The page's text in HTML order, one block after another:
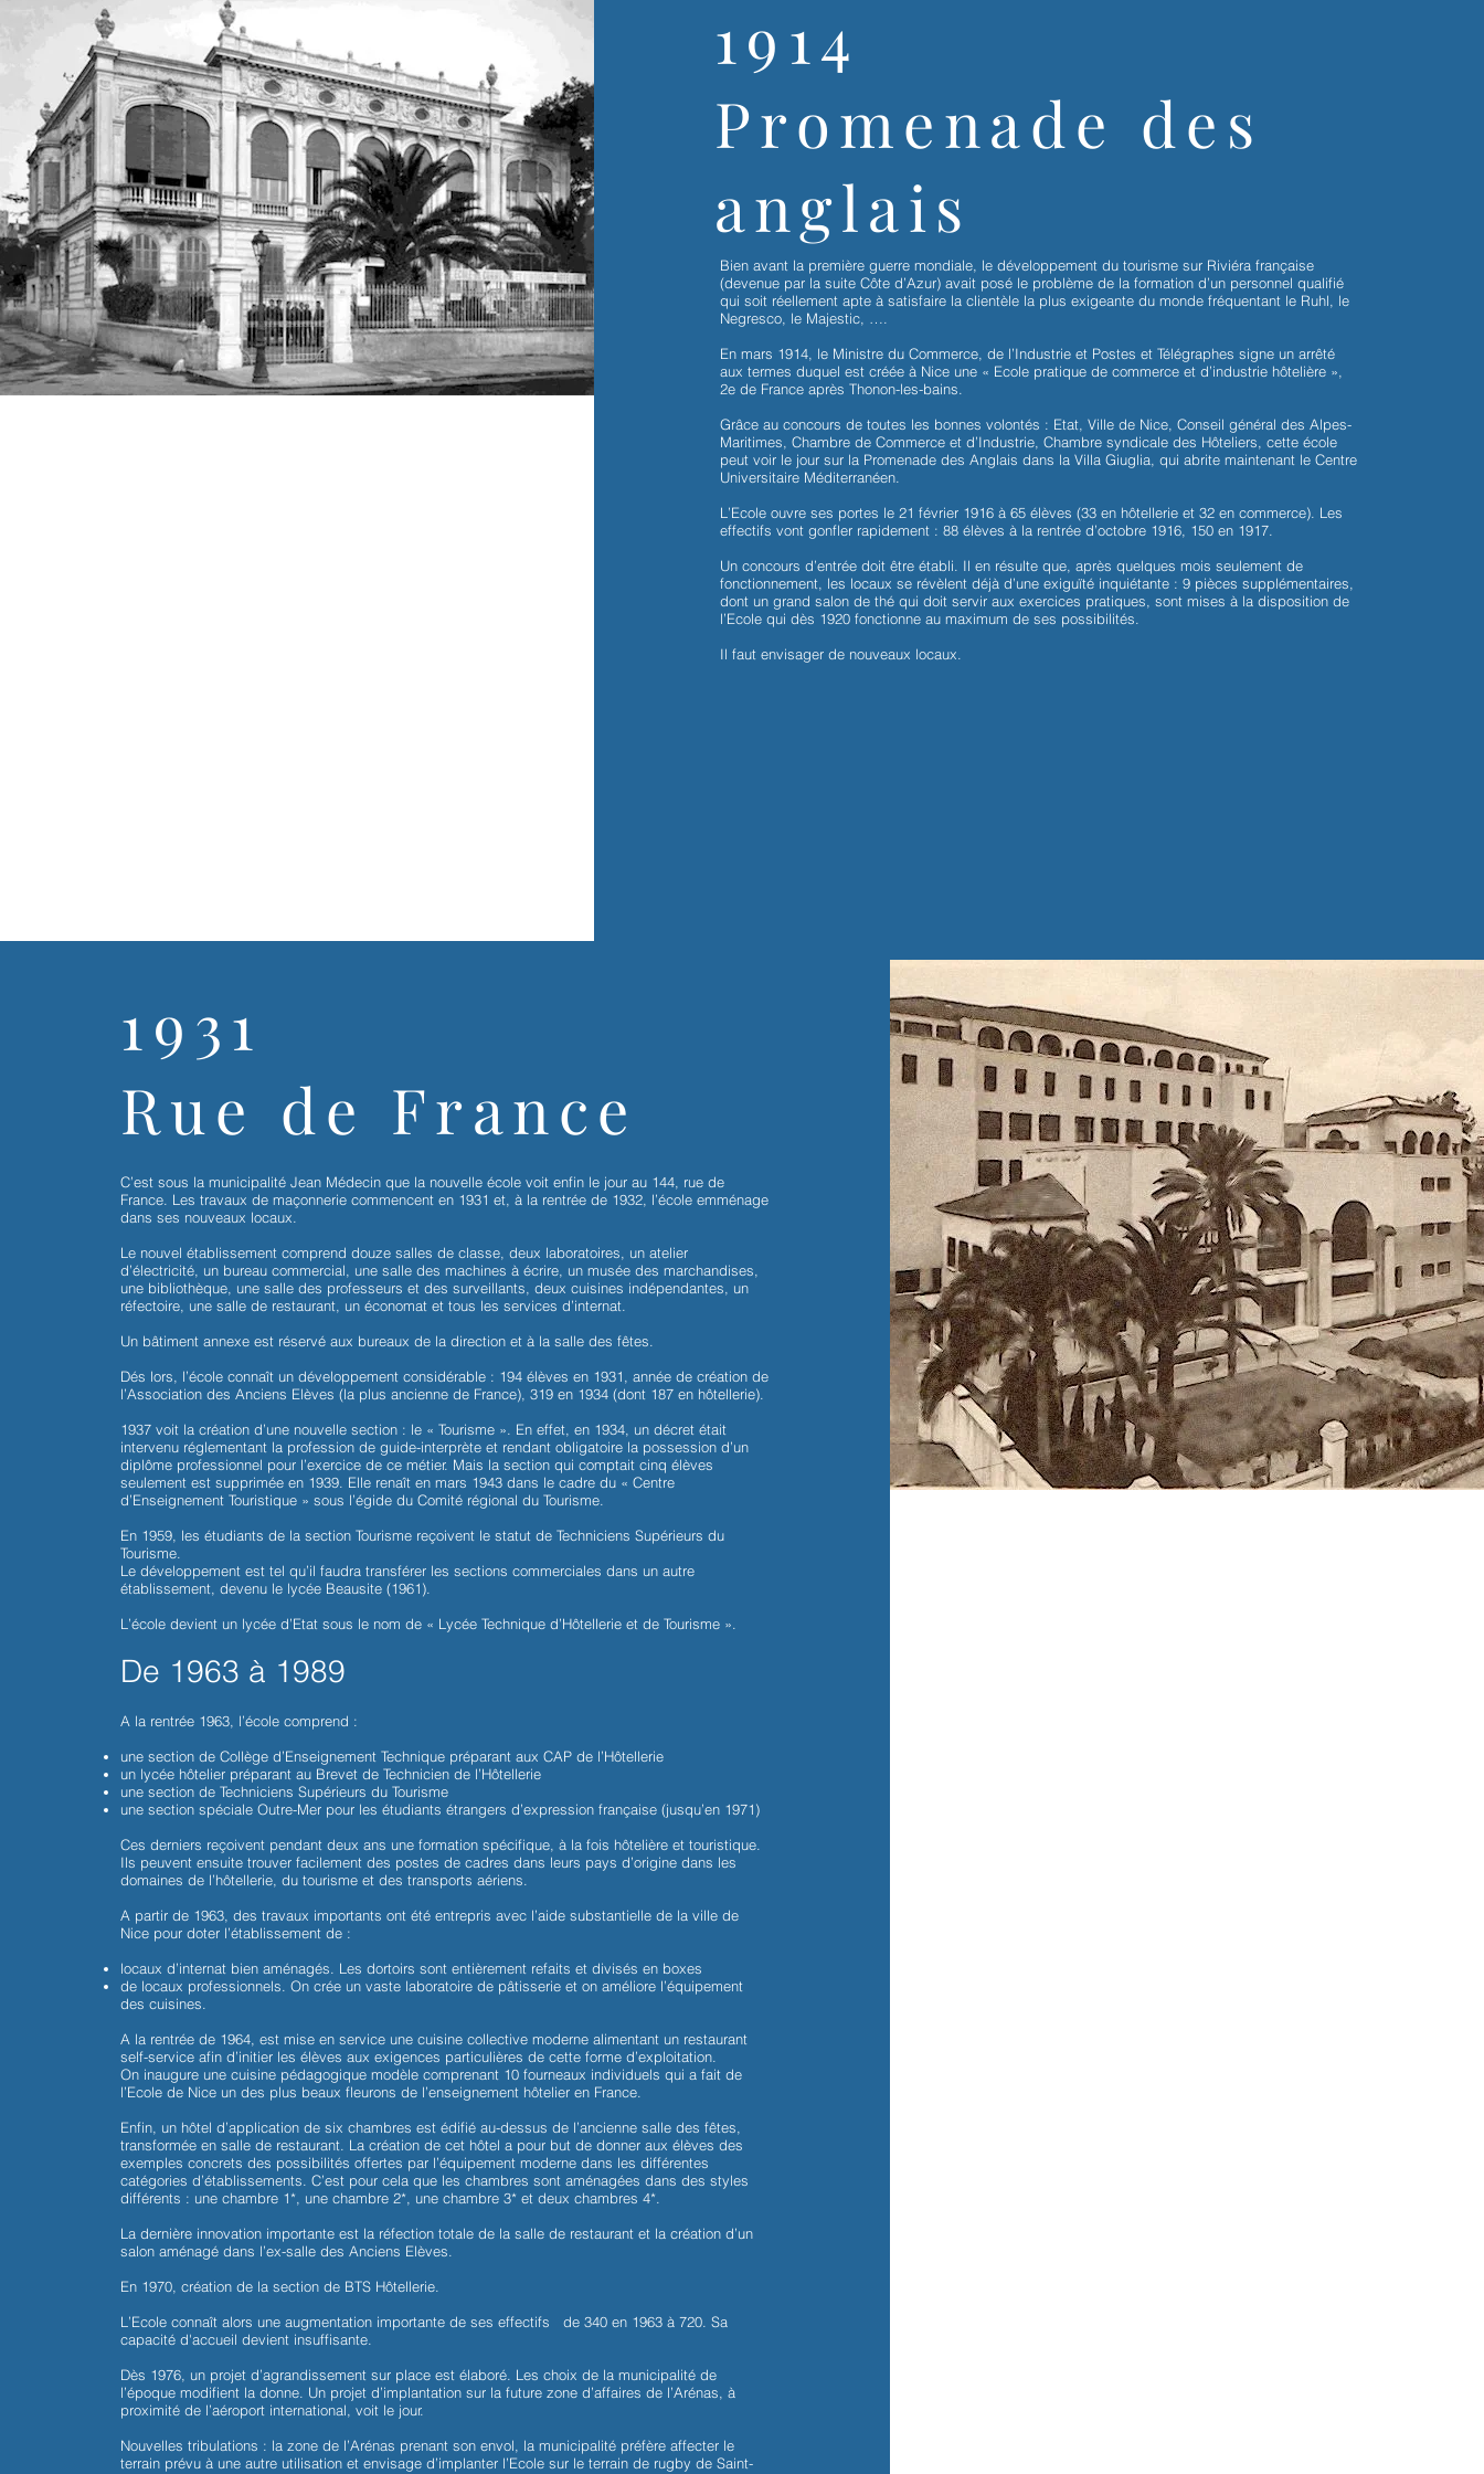
1914
Promenade des
anglais
Bien avant la première guerre mondiale, le développement du tourisme sur Riviéra française
(devenue par la suite Côte d’Azur) avait posé le problème de la formation d’un personnel qualifié
qui soit réellement apte à satisfaire la clientèle la plus exigeante du monde fréquentant le Ruhl, le
Negresco, le Majestic, ….
En mars 1914, le Ministre du Commerce, de l’Industrie et Postes et Télégraphes signe un arrêté
aux termes duquel est créée à Nice une « Ecole pratique de commerce et d’industrie hôtelière »,
2e de France après Thonon-les-bains.
Grâce au concours de toutes les bonnes volontés : Etat, Ville de Nice, Conseil général des Alpes-
Maritimes, Chambre de Commerce et d’Industrie, Chambre syndicale des Hôteliers, cette école
peut voir le jour sur la Promenade des Anglais dans la Villa Giuglia, qui abrite maintenant le Centre
Universitaire Méditerranéen.
L’Ecole ouvre ses portes le 21 février 1916 à 65 élèves (33 en hôtellerie et 32 en commerce). Les
effectifs vont gonfler rapidement : 88 élèves à la rentrée d’octobre 1916, 150 en 1917.
Un concours d’entrée doit être établi. Il en résulte que, après quelques mois seulement de
fonctionnement, les locaux se révèlent déjà d’une exiguïté inquiétante : 9 pièces supplémentaires,
dont un grand salon de thé qui doit servir aux exercices pratiques, sont mises à la disposition de
l’Ecole qui dès 1920 fonctionne au maximum de ses possibilités.
Il faut envisager de nouveaux locaux.
1914
Promenade des
anglais
Bien avant la première guerre mondiale, le développement du tourisme sur Riviéra française
(devenue par la suite Côte d’Azur) avait posé le problème de la formation d’un personnel qualifié
qui soit réellement apte à satisfaire la clientèle la plus exigeante du monde fréquentant le Ruhl, le
Negresco, le Majestic, ….
En mars 1914, le Ministre du Commerce, de l’Industrie et Postes et Télégraphes signe un arrêté
aux termes duquel est créée à Nice une « Ecole pratique de commerce et d’industrie hôtelière »,
2e de France après Thonon-les-bains.
Grâce au concours de toutes les bonnes volontés : Etat, Ville de Nice, Conseil général des Alpes-
Maritimes, Chambre de Commerce et d’Industrie, Chambre syndicale des Hôteliers, cette école
peut voir le jour sur la Promenade des Anglais dans la Villa Giuglia, qui abrite maintenant le Centre
Universitaire Méditerranéen.
L’Ecole ouvre ses portes le 21 février 1916 à 65 élèves (33 en hôtellerie et 32 en commerce). Les
effectifs vont gonfler rapidement : 88 élèves à la rentrée d’octobre 1916, 150 en 1917.
Un concours d’entrée doit être établi. Il en résulte que, après quelques mois seulement de
fonctionnement, les locaux se révèlent déjà d’une exiguïté inquiétante : 9 pièces supplémentaires,
dont un grand salon de thé qui doit servir aux exercices pratiques, sont mises à la disposition de
l’Ecole qui dès 1920 fonctionne au maximum de ses possibilités.
Il faut envisager de nouveaux locaux.
1931
Rue de France
C’est sous la municipalité Jean Médecin que la nouvelle école voit enfin le jour au 144, rue de
France. Les travaux de maçonnerie commencent en 1931 et, à la rentrée de 1932, l’école emménage
dans ses nouveaux locaux.
Le nouvel établissement comprend douze salles de classe, deux laboratoires, un atelier
d’électricité, un bureau commercial, une salle des machines à écrire, un musée des marchandises,
une bibliothèque, une salle des professeurs et des surveillants, deux cuisines indépendantes, un
réfectoire, une salle de restaurant, un économat et tous les services d’internat.
Un bâtiment annexe est réservé aux bureaux de la direction et à la salle des fêtes.
Dés lors, l’école connaît un développement considérable : 194 élèves en 1931, année de création de
l’Association des Anciens Elèves (la plus ancienne de France), 319 en 1934 (dont 187 en hôtellerie).
1937 voit la création d’une nouvelle section : le « Tourisme ». En effet, en 1934, un décret était
intervenu réglementant la profession de guide-interprète et rendant obligatoire la possession d’un
diplôme professionnel pour l’exercice de ce métier. Mais la section qui comptait cinq élèves
seulement est supprimée en 1939. Elle renaît en mars 1943 dans le cadre du « Centre
d’Enseignement Touristique » sous l’égide du Comité régional du Tourisme.
En 1959, les étudiants de la section Tourisme reçoivent le statut de Techniciens Supérieurs du
Tourisme.
Le développement est tel qu’il faudra transférer les sections commerciales dans un autre
établissement, devenu le lycée Beausite (1961).
L’école devient un lycée d’Etat sous le nom de « Lycée Technique d’Hôtellerie et de Tourisme ».
De 1963 à 1989
A la rentrée 1963, l’école comprend :
une section de Collège d’Enseignement Technique préparant aux CAP de l’Hôtellerie
un lycée hôtelier préparant au Brevet de Technicien de l’Hôtellerie
une section de Techniciens Supérieurs du Tourisme
une section spéciale Outre-Mer pour les étudiants étrangers d’expression française (jusqu’en 1971)
Ces derniers reçoivent pendant deux ans une formation spécifique, à la fois hôtelière et touristique.
Ils peuvent ensuite trouver facilement des postes de cadres dans leurs pays d’origine dans les
domaines de l’hôtellerie, du tourisme et des transports aériens.
A partir de 1963, des travaux importants ont été entrepris avec l’aide substantielle de la ville de
Nice pour doter l’établissement de :
locaux d’internat bien aménagés. Les dortoirs sont entièrement refaits et divisés en boxes
de locaux professionnels. On crée un vaste laboratoire de pâtisserie et on améliore l’équipement
des cuisines.
A la rentrée de 1964, est mise en service une cuisine collective moderne alimentant un restaurant
self-service afin d’initier les élèves aux exigences particulières de cette forme d’exploitation.
On inaugure une cuisine pédagogique modèle comprenant 10 fourneaux individuels qui a fait de
l’Ecole de Nice un des plus beaux fleurons de l’enseignement hôtelier en France.
Enfin, un hôtel d’application de six chambres est édifié au-dessus de l’ancienne salle des fêtes,
transformée en salle de restaurant. La création de cet hôtel a pour but de donner aux élèves des
exemples concrets des possibilités offertes par l’équipement moderne dans les différentes
catégories d’établissements. C’est pour cela que les chambres sont aménagées dans des styles
différents : une chambre 1*, une chambre 2*, une chambre 3* et deux chambres 4*.
La dernière innovation importante est la réfection totale de la salle de restaurant et la création d’un
salon aménagé dans l’ex-salle des Anciens Elèves.
En 1970, création de la section de BTS Hôtellerie.
L’Ecole connaît alors une augmentation importante de ses effectifs de 340 en 1963 à 720. Sa
capacité d'accueil devient insuffisante.
Dès 1976, un projet d’agrandissement sur place est élaboré. Les choix de la municipalité de
l’époque modifient la donne. Un projet d’implantation sur la future zone d’affaires de l’Arénas, à
proximité de l’aéroport international, voit le jour.
Nouvelles tribulations : la zone de l’Arénas prenant son envol, la municipalité préfère affecter le
terrain prévu à une autre utilisation et envisage d’implanter l’Ecole sur le terrain de rugby de Saint-